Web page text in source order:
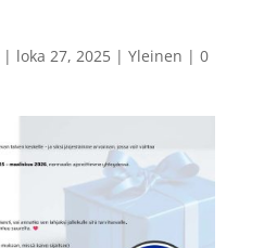
| loka 27, 2025| Yleinen | 0